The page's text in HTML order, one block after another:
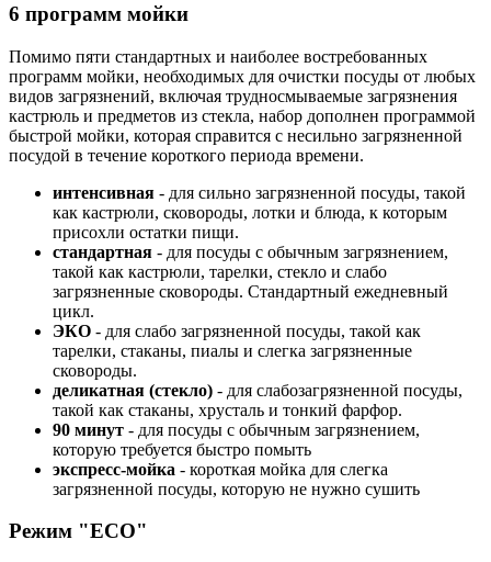
6 программ мойки
Помимо пяти стандартных и наиболее востребованных
программ мойки, необходимых для очистки посуды от любых
видов загрязнений, включая трудносмываемые загрязнения
кастрюль и предметов из стекла, набор дополнен программой
быстрой мойки, которая справится с несильно загрязненной
посудой в течение короткого периода времени.
интенсивная - для сильно загрязненной посуды, такой
как кастрюли, сковороды, лотки и блюда, к которым
присохли остатки пищи.
стандартная - для посуды с обычным загрязнением,
такой как кастрюли, тарелки, стекло и слабо
загрязненные сковороды. Стандартный ежедневный
цикл.
ЭКО - для слабо загрязненной посуды, такой как
тарелки, стаканы, пиалы и слегка загрязненные
сковороды.
деликатная (стекло) - для слабозагрязненной посуды,
такой как стаканы, хрусталь и тонкий фарфор.
90 минут - для посуды с обычным загрязнением,
которую требуется быстро помыть
экспресс-мойка - короткая мойка для слегка
загрязненной посуды, которую не нужно сушить
Режим "ECO"